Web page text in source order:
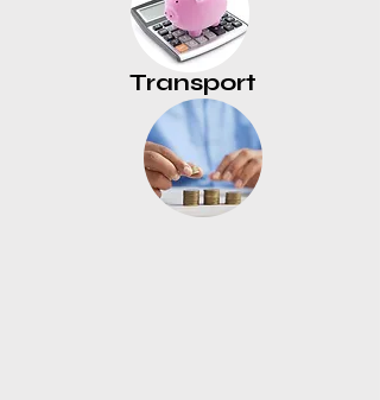
Transport